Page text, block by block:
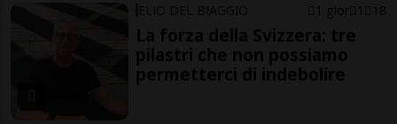
ELIO DEL BIAGGIO 1 gior 1 18
La forza della Svizzera: tre
pilastri che non possiamo
permetterci di indebolire